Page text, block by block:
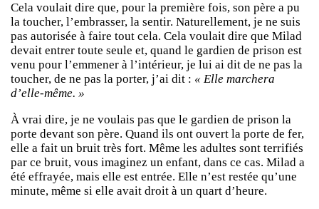
Cela voulait dire que, pour la première fois, son père a pu
la toucher, l’embrasser, la sentir. Naturellement, je ne suis
pas autorisée à faire tout cela. Cela voulait dire que Milad
devait entrer toute seule et, quand le gardien de prison est
venu pour l’emmener à l’intérieur, je lui ai dit de ne pas la
toucher, de ne pas la porter, j’ai dit : « Elle marchera
d’elle-même. »
À vrai dire, je ne voulais pas que le gardien de prison la
porte devant son père. Quand ils ont ouvert la porte de fer,
elle a fait un bruit très fort. Même les adultes sont terrifiés
par ce bruit, vous imaginez un enfant, dans ce cas. Milad a
été effrayée, mais elle est entrée. Elle n’est restée qu’une
minute, même si elle avait droit à un quart d’heure.